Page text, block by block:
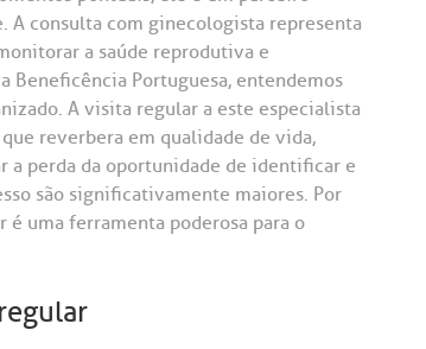
A consulta com ginecologista representa
a saúde reprodutiva e
Beneficência Portuguesa, entendemos
A visita regular a este especialista
reverbera em qualidade de vida,
a perda da oportunidade de identificar e
são significativamente maiores. Por
é uma ferramenta poderosa para o